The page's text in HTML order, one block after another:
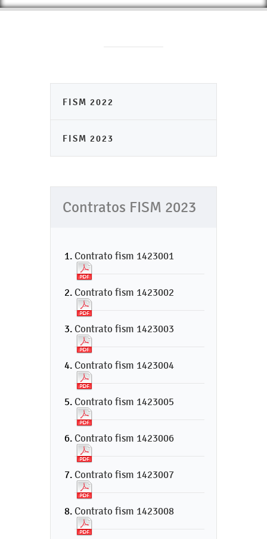
FISM 2022
FISM 2023
Contratos FISM 2023
Contrato fism 1423001
Contrato fism 1423002
Contrato fism 1423003
Contrato fism 1423004
Contrato fism 1423005
Contrato fism 1423006
Contrato fism 1423007
Contrato fism 1423008